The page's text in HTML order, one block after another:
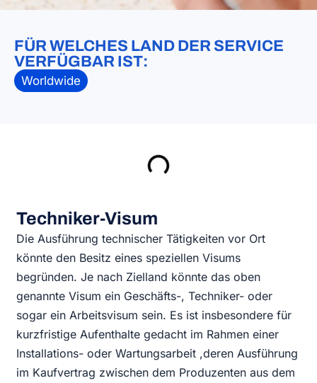
FÜR WELCHES LAND DER SERVICE
VERFÜGBAR IST:
Worldwide
Techniker-Visum
Die Ausführung technischer Tätigkeiten vor Ort
könnte den Besitz eines speziellen Visums
begründen. Je nach Zielland könnte das oben
genannte Visum ein Geschäfts-, Techniker- oder
sogar ein Arbeitsvisum sein. Es ist insbesondere für
kurzfristige Aufenthalte gedacht im Rahmen einer
Installations- oder Wartungsarbeit ,deren Ausführung
im Kaufvertrag zwischen dem Produzenten aus dem